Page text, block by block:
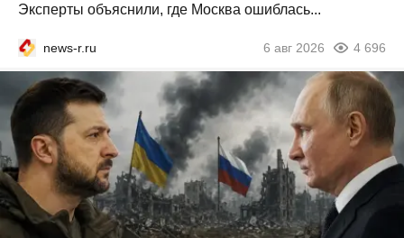
Эксперты объяснили, где Москва ошиблась...
news-r.ru 6 авг 2026 4 696